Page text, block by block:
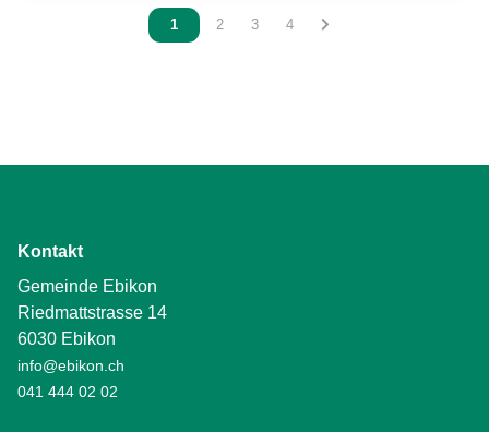
Vous êtes sur la page
1 Vous êtes sur la page
2 Vous êtes sur la page
3 Vous êtes sur la page
4
Kontakt
Gemeinde Ebikon
Riedmattstrasse 14
6030 Ebikon
info@ebikon.ch
041 444 02 02